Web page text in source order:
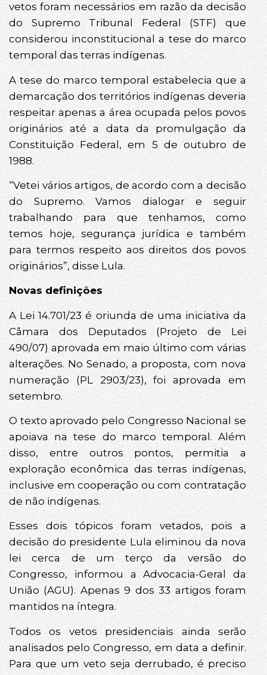
vetos foram necessários em razão da decisão
do Supremo Tribunal Federal (STF) que
considerou inconstitucional a tese do marco
temporal das terras indígenas.
A tese do marco temporal estabelecia que a
demarcação dos territórios indígenas deveria
respeitar apenas a área ocupada pelos povos
originários até a data da promulgação da
Constituição Federal, em 5 de outubro de
1988.
“Vetei vários artigos, de acordo com a decisão
do Supremo. Vamos dialogar e seguir
trabalhando para que tenhamos, como
temos hoje, segurança jurídica e também
para termos respeito aos direitos dos povos
originários”, disse Lula.
Novas definições
A Lei 14.701/23 é oriunda de uma iniciativa da
Câmara dos Deputados (Projeto de Lei
490/07) aprovada em maio último com várias
alterações. No Senado, a proposta, com nova
numeração (PL 2903/23), foi aprovada em
setembro.
O texto aprovado pelo Congresso Nacional se
apoiava na tese do marco temporal. Além
disso, entre outros pontos, permitia a
exploração econômica das terras indígenas,
inclusive em cooperação ou com contratação
de não indígenas.
Esses dois tópicos foram vetados, pois a
decisão do presidente Lula eliminou da nova
lei cerca de um terço da versão do
Congresso, informou a Advocacia-Geral da
União (AGU). Apenas 9 dos 33 artigos foram
mantidos na íntegra.
Todos os vetos presidenciais ainda serão
analisados pelo Congresso, em data a definir.
Para que um veto seja derrubado, é preciso